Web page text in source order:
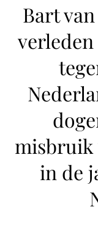
Bart
misbruik
in de